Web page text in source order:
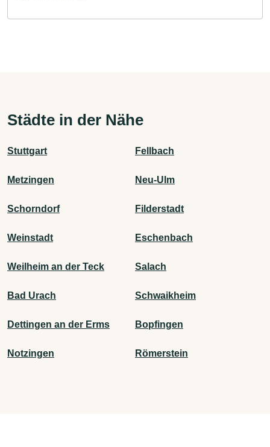
Städte in der Nähe
Stuttgart Fellbach
Metzingen Neu-Ulm
Schorndorf Filderstadt
Weinstadt Eschenbach
Weilheim an der Teck Salach
Bad Urach Schwaikheim
Dettingen an der Erms Bopfingen
Notzingen Römerstein